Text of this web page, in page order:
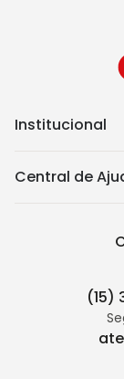
Institucional
Central de
(15)